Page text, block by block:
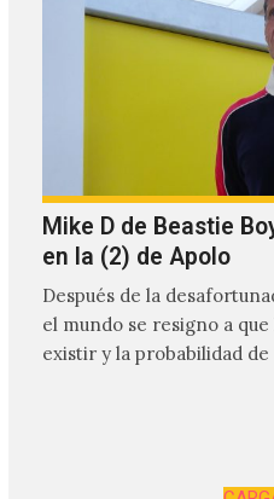
Mike D de Beastie
en la (2) de Apolo
Después de la
el mundo se resigno a
existir y la probabilidad de